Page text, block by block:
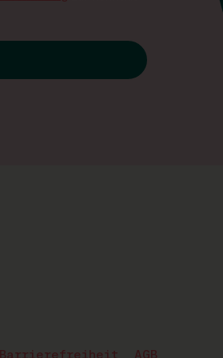
Barrierefreiheit AGB